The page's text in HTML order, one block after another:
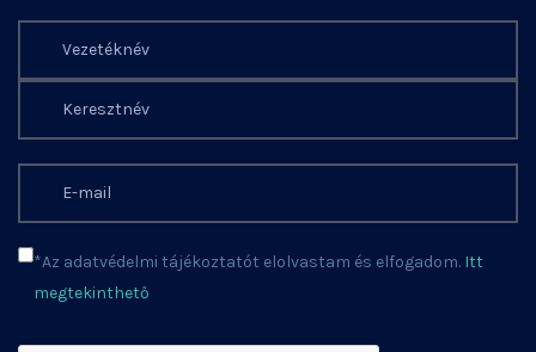
*Az adatvédelmi tájékoztatót elolvastam és elfogadom. Itt
megtekinthető